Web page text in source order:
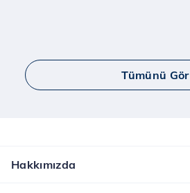
Tümünü Gör
Hakkımızda